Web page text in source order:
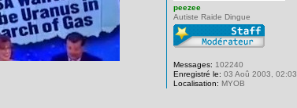
peezee
Autiste Raide Dingue
Messages: 102240
Enregistré le: 03 Aoû 2003, 02:03
Localisation: MYOB